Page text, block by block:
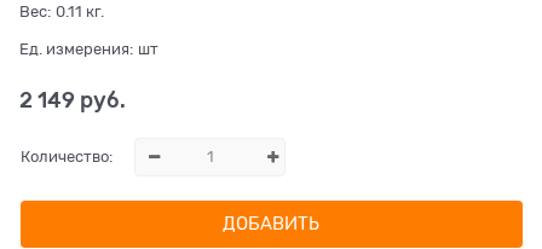
Вес: 0.11 кг.
Ед. измерения: шт
2 149 руб.
Количество:
ДОБАВИТЬ